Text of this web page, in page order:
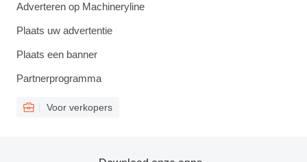
Adverteren op Machineryline
Plaats uw advertentie
Plaats een banner
Partnerprogramma
Voor verkopers